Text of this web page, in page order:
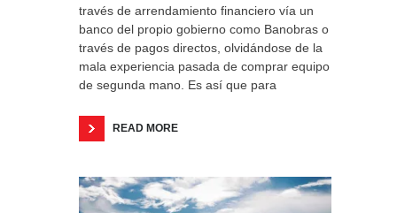
través de arrendamiento financiero vía un
banco del propio gobierno como Banobras o a
través de pagos directos, olvidándose de la
mala experiencia pasada de comprar equipo
de segunda mano. Es así que para
READ MORE